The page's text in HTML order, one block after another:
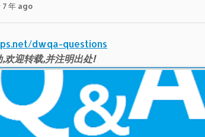
7 年 ago
dwqa-questions
欢迎转载,并注明出处!